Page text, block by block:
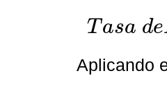
T asa de
Ta a deRet orno=
Aplicando